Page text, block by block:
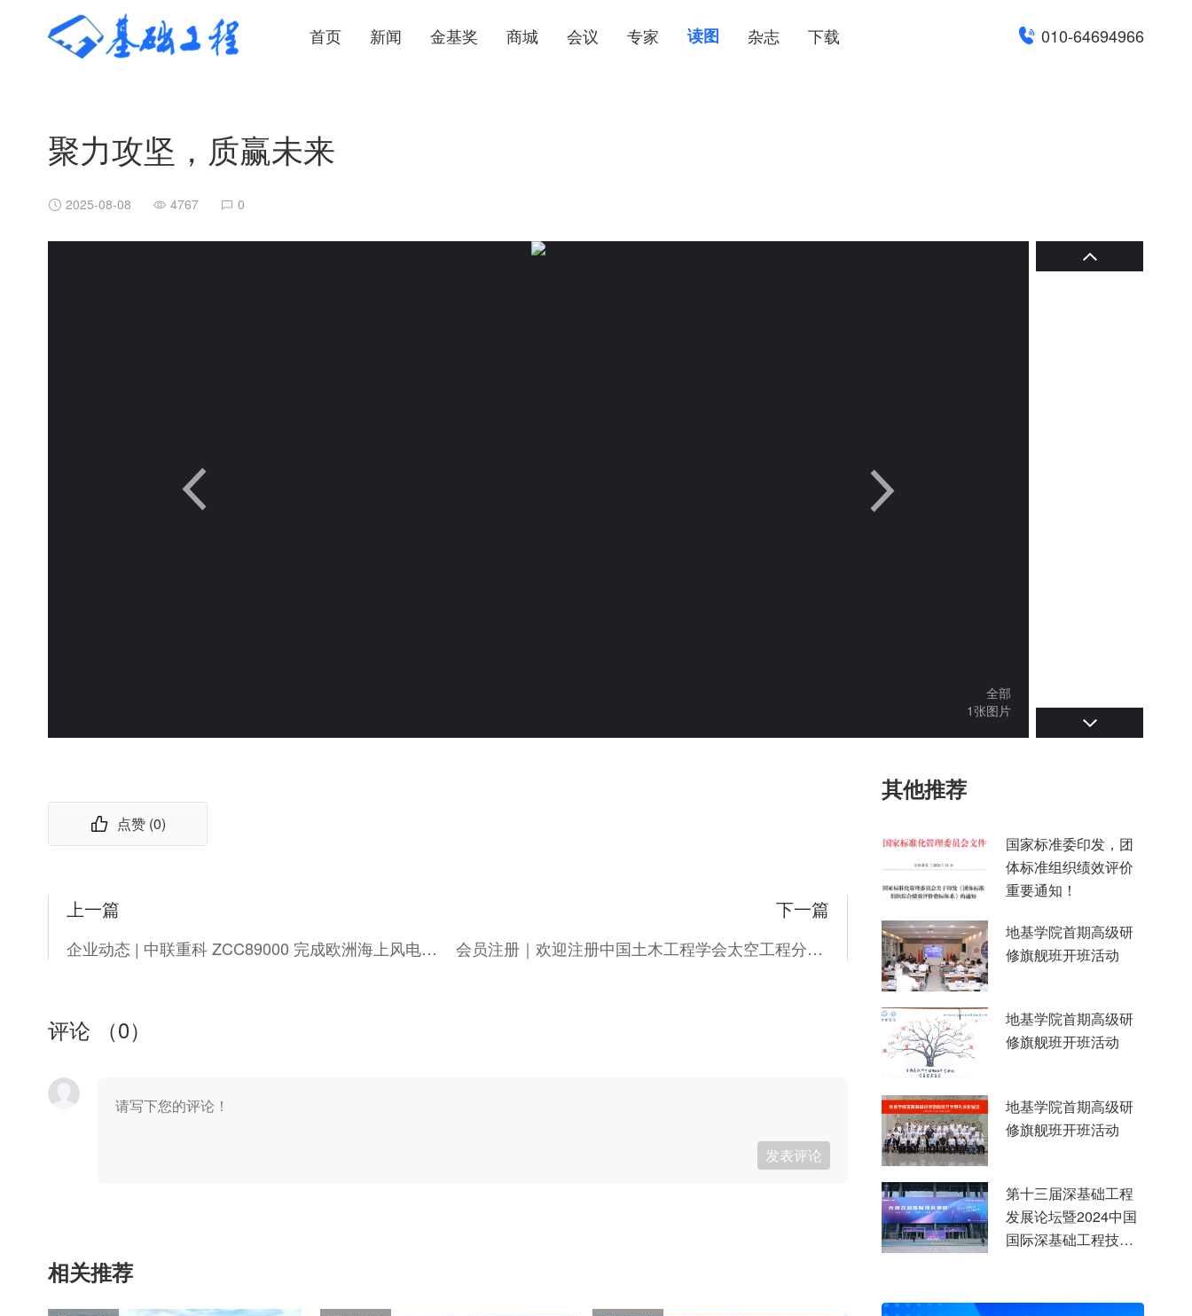
首页 新闻 金基奖 商城 会议 专家 读图 杂志 下载 010-64694966
聚力攻坚，质赢未来
2025-08-08 4767 0
全部
1张图片
点赞 (0)
上一篇
企业动态 | 中联重科 ZCC89000 完成欧洲海上风电项目千吨级导管架吊装
下一篇
会员注册｜欢迎注册中国土木工程学会太空工程分会学生会员
评论 （0）
发表评论
相关推荐
其他推荐
国家标准委印发，团
体标准组织绩效评价
重要通知！
地基学院首期高级研
修旗舰班开班活动
地基学院首期高级研
修旗舰班开班活动
地基学院首期高级研
修旗舰班开班活动
第十三届深基础工程
发展论坛暨2024中国
国际深基础工程技术